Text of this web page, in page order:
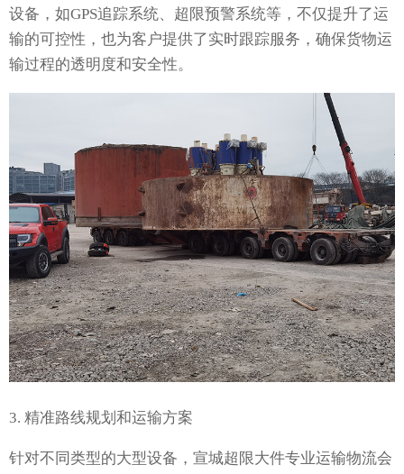
设备，如GPS追踪系统、超限预警系统等，不仅提升了运
输的可控性，也为客户提供了实时跟踪服务，确保货物运
输过程的透明度和安全性。
3. 精准路线规划和运输方案
针对不同类型的大型设备，宣城超限大件专业运输物流会